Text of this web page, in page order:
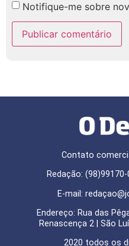
Notifique-me sobre
Contato
Redação:
E-mail:
Endereço: Rua das
Renascença 2 | São
2020 todos os